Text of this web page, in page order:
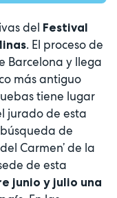
del Festival
. El proceso de
Barcelona y llega
más antiguo
tiene lugar
jurado de esta
de
Carmen’ de la
de esta
junio y julio una